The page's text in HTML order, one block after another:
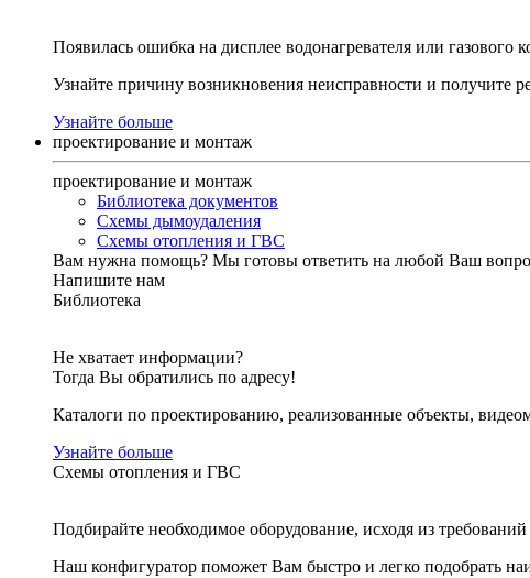
Появилась ошибка на дисплее водонагревателя или газового
Узнайте причину возникновения неисправности и получите
Узнайте больше
проектирование и монтаж
проектирование и монтаж
Библиотека документов
Схемы дымоудаления
Схемы отопления и ГВС
Вам нужна помощь? Мы готовы ответить на любой Ваш
Напишите нам
Библиотека
Не хватает информации?
Тогда Вы обратились по адресу!
Каталоги по проектированию, реализованные объекты,
Узнайте больше
Схемы отопления и ГВС
Подбирайте необходимое оборудование, исходя из требований
Наш конфигуратор поможет Вам быстро и легко подобрать